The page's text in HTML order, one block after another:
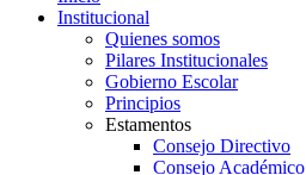
Institucional
Quienes somos
Pilares Institucionales
Gobierno Escolar
Principios
Estamentos
Consejo Directivo
Consejo Académico